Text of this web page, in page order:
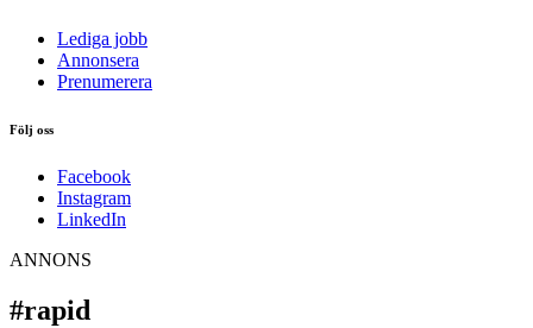
Lediga jobb
Annonsera
Prenumerera
Följ oss
Facebook
Instagram
LinkedIn
ANNONS
#rapid